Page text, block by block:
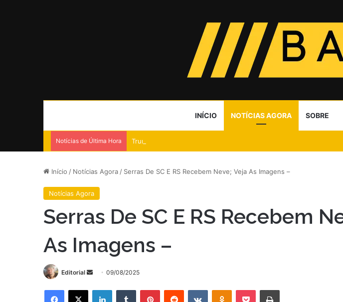
INÍCIO NOTÍCIAS AGORA SOBRE
Notícias de Última Hora Trump nomeia 90% de aliados políticos como embaixadores
Início / Notícias Agora / Serras De SC E RS Recebem Neve; Veja As Imagens –
Notícias Agora
Serras De SC E RS Recebem
As Imagens –
Editorial
Mande09/08/2025
Facebook
X LinkedinTumblr PinterestReddit VK OK Pocket Imprimir